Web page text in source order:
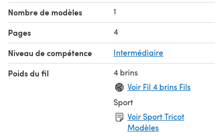
Nombre de modèles 1
Pages 4
Niveau de compétence Intermédiaire
Poids du fil
4 brins
Voir Fil 4 brins Fils
Sport
Voir Sport Tricot
Modèles